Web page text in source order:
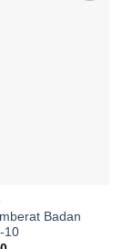
Badan
10